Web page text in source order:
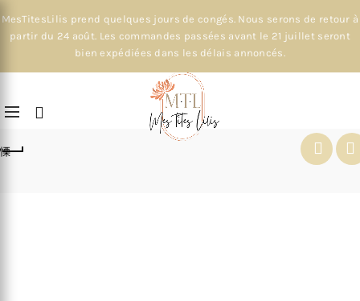
MesTitesLilis prend quelques jours de congés. Nous serons de retour à
partir du 24 août. Les commandes passées avant le 21 juillet seront
bien expédiées dans les délais annoncés.